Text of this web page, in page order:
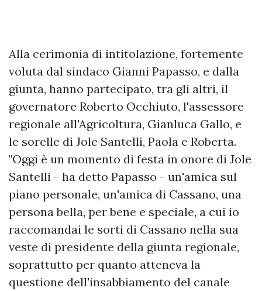
Alla cerimonia di intitolazione, fortemente
voluta dal sindaco Gianni Papasso, e dalla
giunta, hanno partecipato, tra gli altri, il
governatore Roberto Occhiuto, l'assessore
regionale all'Agricoltura, Gianluca Gallo, e
le sorelle di Jole Santelli, Paola e Roberta.
"Oggi è un momento di festa in onore di Jole
Santelli - ha detto Papasso - un'amica sul
piano personale, un'amica di Cassano, una
persona bella, per bene e speciale, a cui io
raccomandai le sorti di Cassano nella sua
veste di presidente della giunta regionale,
soprattutto per quanto atteneva la
questione dell'insabbiamento del canale